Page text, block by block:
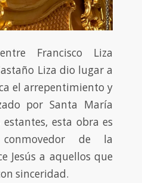
Francisco Liza
Liza dio lugar a
el arrepentimiento y
por Santa María
esta obra es
de la
Jesús a aquellos que
sinceridad.